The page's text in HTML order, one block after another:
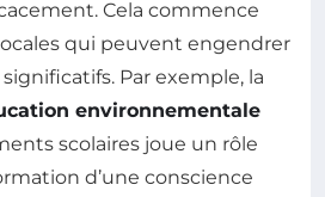
Cela commence
qui peuvent engendrer
Par exemple, la
environnementale
scolaires joue un rôle
d’une conscience